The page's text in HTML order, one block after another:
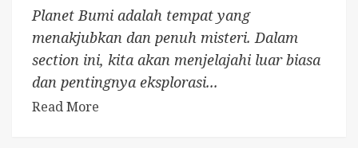
Planet Bumi adalah tempat yang
menakjubkan dan penuh misteri. Dalam
section ini, kita akan menjelajahi luar biasa
dan pentingnya eksplorasi...
Read More